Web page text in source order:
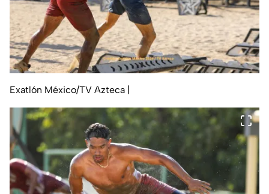
Exatlón México/TV Azteca |